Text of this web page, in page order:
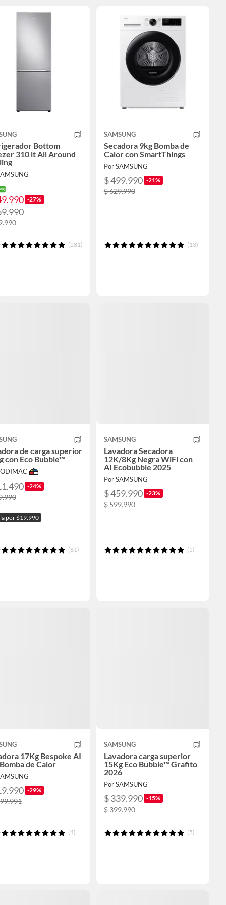
Bottom
310 lt All Around
-27%
(281)
SAMSUNG
Secadora 9kg Bomba de
Calor con SmartThings
Por SAMSUNG
$ 499.990 -21%
$ 629.990
(13)
de carga superior
con Eco Bubble™
-24%
por $19.990
(61)
SAMSUNG
Lavadora Secadora
12K/8Kg Negra WiFi con
AI Ecobubble 2025
Por SAMSUNG
$ 459.990 -23%
$ 599.990
(5)
17Kg Bespoke AI
de Calor
-29%
(4)
SAMSUNG
Lavadora carga superior
15Kg Eco Bubble™ Grafito
2026
Por SAMSUNG
$ 339.990 -15%
$ 399.990
(5)